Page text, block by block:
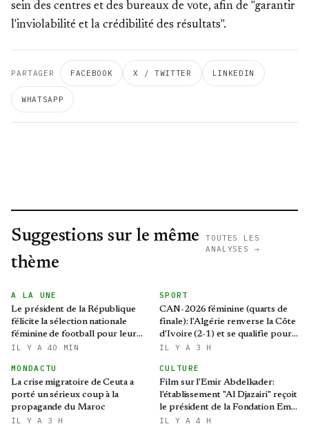
sein des centres et des bureaux de vote, afin de "garantir
l'inviolabilité et la crédibilité des résultats".
PARTAGER FACEBOOK X / TWITTER LINKEDIN
WHATSAPP
Suggestions sur le même
thème
TOUTES LES
ANALYSES →
A LA UNE
Le président de la République
félicite la sélection nationale
féminine de football pour leur
qualification au Mondial 2027 et
IL Y A 40 MIN
SPORT
CAN-2026 féminine (quarts de
finale): l'Algérie renverse la Côte
d'Ivoire (2-1) et se qualifie pour
le Mondial brésilien
IL Y A 3 H
MONDACTU
La crise migratoire de Ceuta a
porté un sérieux coup à la
propagande du Maroc
IL Y A 3 H
CULTURE
Film sur l'Emir Abdelkader:
l'établissement "Al Djazairi" reçoit
le président de la Fondation Emir
Abdelkader
IL Y A 4 H